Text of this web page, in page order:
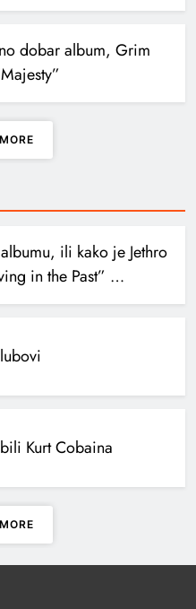
dobar album, Grim
ili kako je Jethro
in the Past” …
Kurt Cobaina